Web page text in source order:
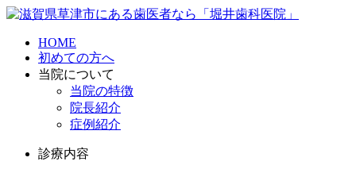
HOME
初めての方へ
当院について
当院の特徴
院長紹介
症例紹介
診療内容